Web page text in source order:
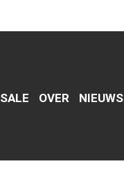
SALE OVER NIEUWS